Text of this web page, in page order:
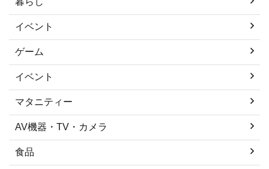
イベント
ゲーム
イベント
マタニティー
AV機器・TV・カメラ
食品